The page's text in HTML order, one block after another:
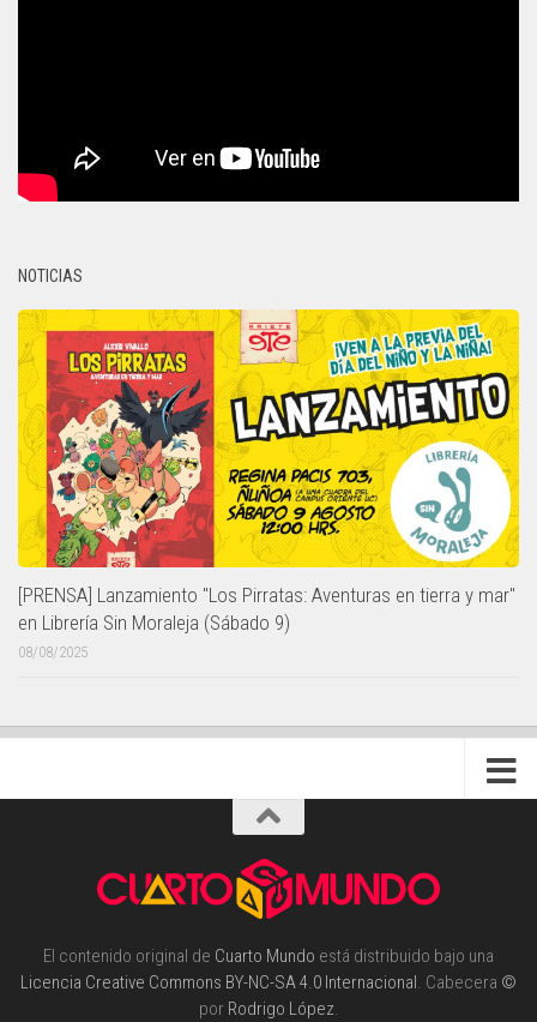
NOTICIAS
[PRENSA] Lanzamiento "Los Pirratas: Aventuras en tierra y mar"
en Librería Sin Moraleja (Sábado 9)
08/08/2025
El contenido original de Cuarto Mundo está distribuido bajo una
Licencia Creative Commons BY-NC-SA 4.0 Internacional . Cabecera ©
por Rodrigo López